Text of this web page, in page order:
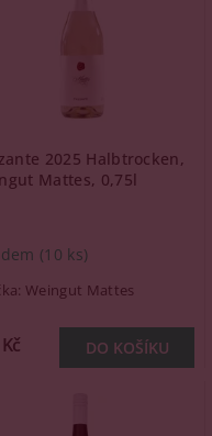
2025 Halbtrocken,
Mattes, 0,75l
(10 ks)
Weingut Mattes